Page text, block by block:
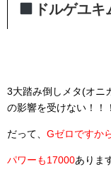
ドルゲユ
3大踏み倒しメタ(オニ
の影響を受けない！！！
だって、 Gゼロですか
パワーも17000ありま